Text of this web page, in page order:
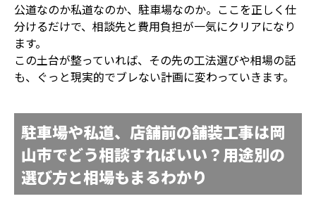
公道なのか私道なのか、駐車場なのか。ここを正しく仕
分けるだけで、相談先と費用負担が一気にクリアになり
ます。
この土台が整っていれば、その先の工法選びや相場の話
も、ぐっと現実的でブレない計画に変わっていきます。
駐車場や私道、店舗前の舗装工事は岡
山市でどう相談すればいい？用途別の
選び方と相場もまるわかり